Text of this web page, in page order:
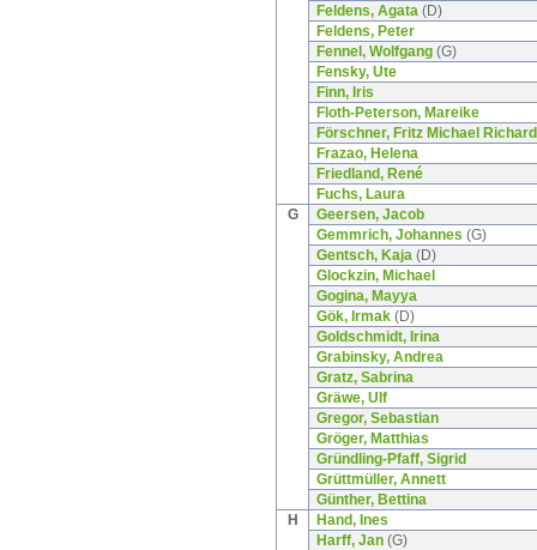
Feldens, Agata(D)
Feldens, Peter
Fennel, Wolfgang(G)
Fensky, Ute
Finn, Iris
Floth-Peterson, Mareike
Förschner, Fritz Michael Richard
Frazao, Helena
Friedland, René
Fuchs, Laura
G
Geersen, Jacob
Gemmrich, Johannes (G)
Gentsch, Kaja(D)
Glockzin, Michael
Gogina, Mayya
Gök, Irmak(D)
Goldschmidt, Irina
Grabinsky, Andrea
Gratz, Sabrina
Gräwe, Ulf
Gregor, Sebastian
Gröger, Matthias
Gründling-Pfaff, Sigrid
Grüttmüller, Annett
Günther, Bettina
H
Hand, Ines
Harff, Jan(G)